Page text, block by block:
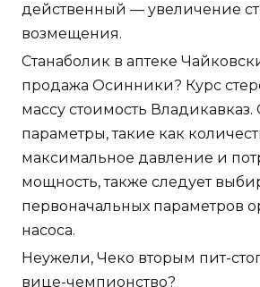
действенный — увеличение
возмещения.
Станаболик в аптеке
продажа Осинники? Курс
массу стоимость Владикавказ.
параметры, такие как
максимальное давление и
мощность, также следует
первоначальных параметров
насоса.
Неужели, Чеко вторым пит-
вице-чемпионство?